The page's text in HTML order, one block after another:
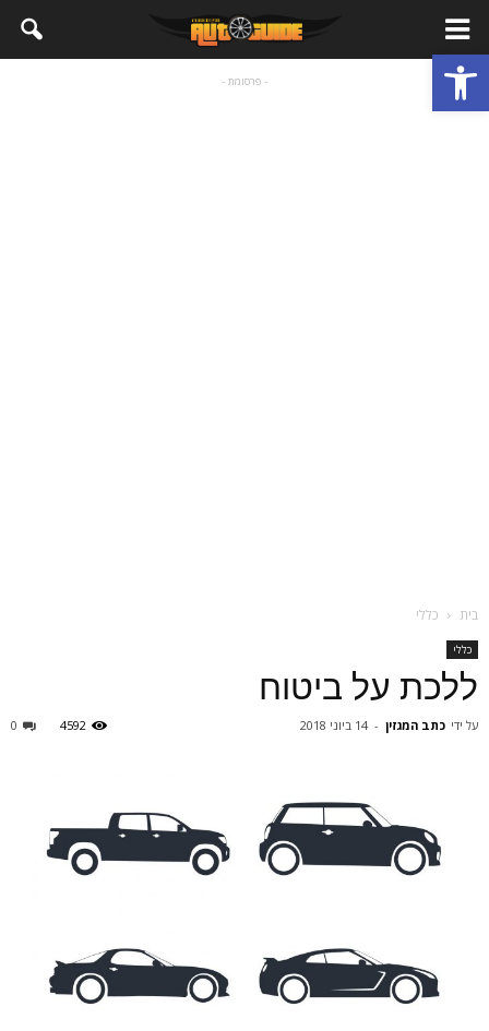
פתח סרגל נגישות - פרסומת -
בית כללי
כללי
ללכת על ביטוח
על ידי כתב המגזין - 14 ביוני 2018 0 4592